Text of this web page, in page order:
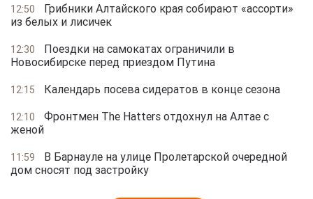
12:50
Грибники Алтайского края собирают «ассорти»
из белых и лисичек
12:30
Поездки на самокатах ограничили в
Новосибирске перед приездом Путина
12:15 Календарь посева сидератов в конце сезона
12:10
Фронтмен The Hatters отдохнул на Алтае с
женой
11:59
В Барнауле на улице Пролетарской очередной
дом сносят под застройку